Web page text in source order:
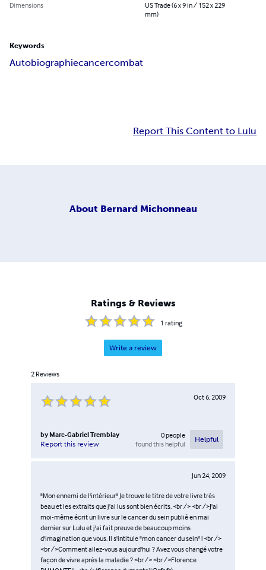
Dimensions
US Trade (6 x 9 in / 152 x 229
mm)
Keywords
Autobiographiecancercombat
Report This Content to Lulu
About Bernard Michonneau
Ratings & Reviews
1 rating
Write a review
2 Reviews
Oct 6, 2009
by Marc-Gabriel Tremblay
Report this review
0people
found this helpful
Helpful
Jun 24, 2009
"Mon ennemi de l'intérieur" Je trouve le titre de votre livre très
beau et les extraits que j'ai lus sont bien écrits. <br /> <br />J'ai
moi-même écrit un livre sur le cancer du sein publié en mai
dernier sur Lulu et j'ai fait preuve de beaucoup moins
d'imagination que vous. Il s'intitule "mon cancer du sein" ! <br />
<br />Comment allez-vous aujourd'hui ? Avez vous changé votre
façon de vivre après la maladie ? <br /> <br />Florence